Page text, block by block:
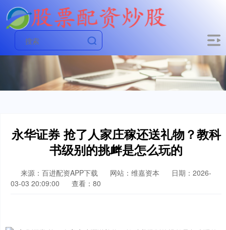
永华证券 抢了人家庄稼还送礼物？教科
书级别的挑衅是怎么玩的
来源：百进配资APP下载 网站：维嘉资本
日期：2026-
03-03 20:09:00
查看：80